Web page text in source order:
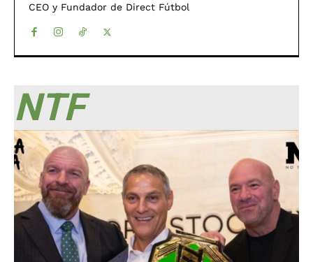
CEO y Fundador de Direct Fútbol
NTF